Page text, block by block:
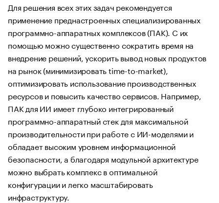
Для решения всех этих задач рекомендуется
применение преднастроенных специализированных
программно-аппаратных комплексов (ПАК). С их
помощью можно существенно сократить время на
внедрение решений, ускорить вывод новых продуктов
на рынок (минимизировать time-to-market),
оптимизировать использование производственных
ресурсов и повысить качество сервисов. Например,
ПАК для ИИ имеет глубоко интегрированный
программно-аппаратный стек для максимальной
производительности при работе с ИИ-моделями и
обладает высоким уровнем информационной
безопасности, а благодаря модульной архитектуре
можно выбрать комплекс в оптимальной
конфигурации и легко масштабировать
инфраструктуру.